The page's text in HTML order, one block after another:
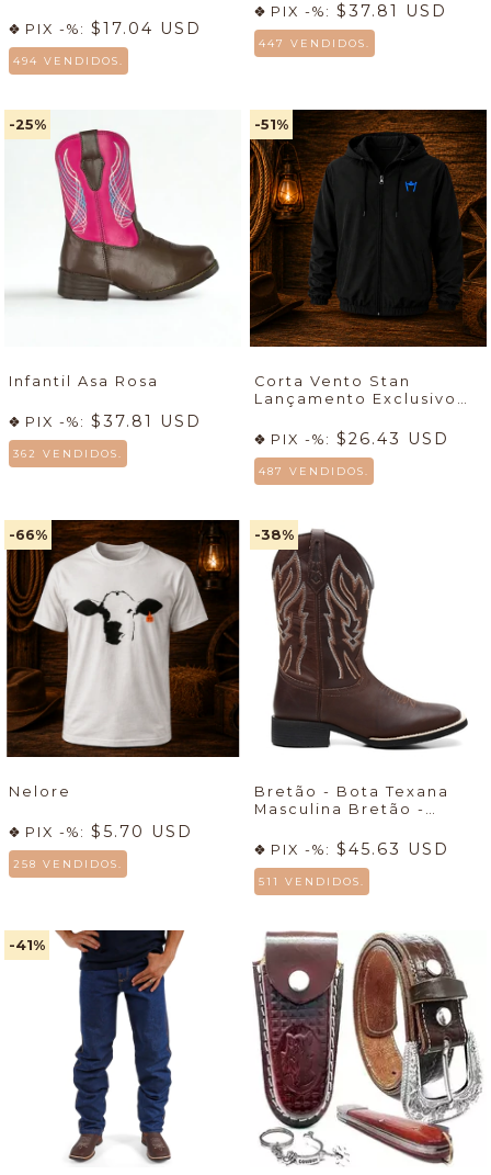
PIX -%: $17.04 USD
494 VENDIDOS.
PIX -%: $37.81 USD
447 VENDIDOS.
-25%
Infantil Asa Rosa
PIX -%: $37.81 USD
362 VENDIDOS.
-51%
Corta Vento Stan
Lançamento Exclusivo
PIX -%: $26.43 USD
487 VENDIDOS.
-66%
Nelore
PIX -%: $5.70 USD
258 VENDIDOS.
-38%
Bretão - Bota Texana
Masculina Bretão -
Cueca🔥
PIX -%: $45.63 USD
511 VENDIDOS.
-41%